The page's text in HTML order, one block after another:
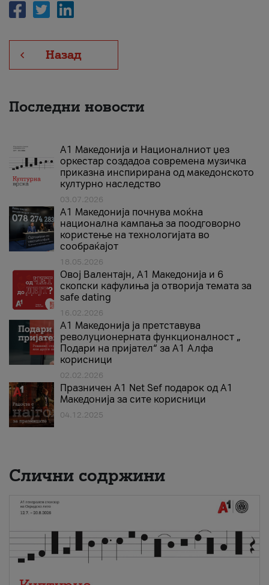
Назад
Последни новости
А1 Македонија и Националниот џез
оркестар создадоа современа музичка
приказна инспирирана од македонското
културно наследство
03.07.2026
A1 Македонија почнува моќна
национална кампања за поодговорно
користење на технологијата во
сообраќајот
18.05.2026
Овој Валентајн, A1 Македонија и 6
скопски кафулиња ја отворија темата за
safe dating
16.02.2026
А1 Македонија ја претставува
револуционерната функционалност „
Подари на пријател“ за А1 Алфа
корисници
02.02.2026
Празничен A1 Net Sеf подарок од А1
Македонија за сите корисници
04.12.2025
Слични содржини